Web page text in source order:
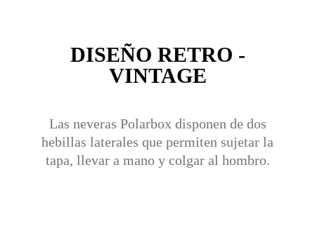
DISEÑO RETRO -
VINTAGE
Las neveras Polarbox disponen de dos
hebillas laterales que permiten sujetar la
tapa, llevar a mano y colgar al hombro.